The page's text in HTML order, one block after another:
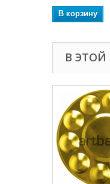
В корзину
В ЭТОЙ